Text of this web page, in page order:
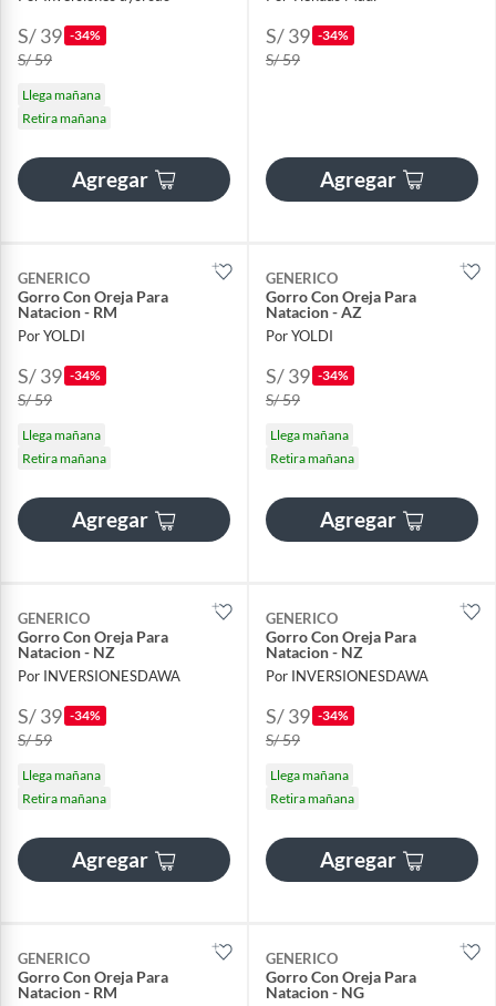
S/ 39 -34%
S/ 59
Llega mañana
Retira mañana
Agregar
S/ 39 -34%
S/ 59
Agregar
GENERICO
Gorro Con Oreja Para
Natacion - RM
Por YOLDI
S/ 39 -34%
S/ 59
Llega mañana
Retira mañana
Agregar
GENERICO
Gorro Con Oreja Para
Natacion - AZ
Por YOLDI
S/ 39 -34%
S/ 59
Llega mañana
Retira mañana
Agregar
GENERICO
Gorro Con Oreja Para
Natacion - NZ
Por INVERSIONESDAWA
S/ 39 -34%
S/ 59
Llega mañana
Retira mañana
Agregar
GENERICO
Gorro Con Oreja Para
Natacion - NZ
Por INVERSIONESDAWA
S/ 39 -34%
S/ 59
Llega mañana
Retira mañana
Agregar
GENERICO
Gorro Con Oreja Para
Natacion - RM
GENERICO
Gorro Con Oreja Para
Natacion - NG